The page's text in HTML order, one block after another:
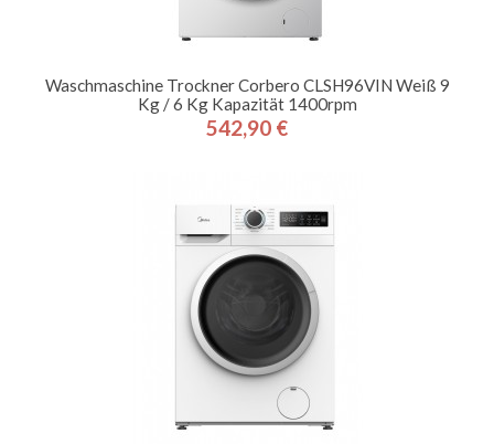
Waschmaschine Trockner Corbero CLSH96VIN Weiß 9
Kg / 6 Kg Kapazität 1400rpm
Preis
542,90 €